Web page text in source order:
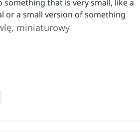
that is very small, like a
or a small version of something
miniaturowy